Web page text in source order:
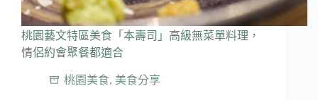
桃園藝文特區美食「本壽司」高級無菜單料理，
情侶約會聚餐都適合
桃園美食, 美食分享